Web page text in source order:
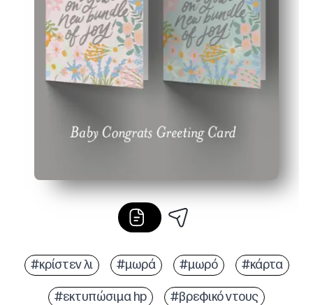
#κρίστεν λι #μωρά #μωρό #κάρτα
#εκτυπώσιμα hp #βρεφικό ντους